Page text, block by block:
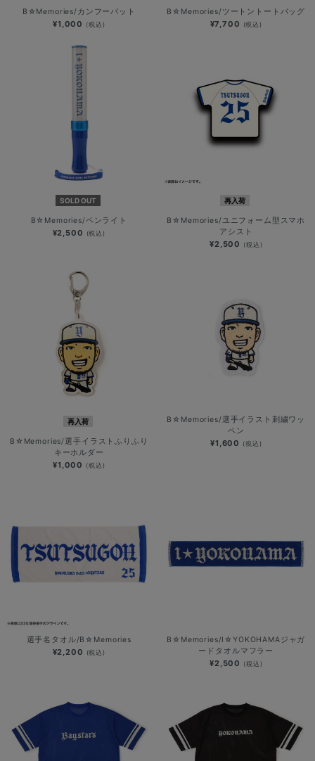
B☆Memories/カンフーバット
¥1,000 (税込)
B☆Memories/ツートントートバッグ
¥7,700 (税込)
SOLD OUT
B☆Memories/ペンライト
¥2,500 (税込)
再入荷
B☆Memories/ユニフォーム型スマホ
アシスト
¥2,500 (税込)
再入荷
B☆Memories/選手イラストふりふり
キーホルダー
¥1,000 (税込)
B☆Memories/選手イラスト刺繍ワッ
ペン
¥1,600 (税込)
選手名タオル/B☆Memories
¥2,200 (税込)
B☆Memories/I☆YOKOHAMAジャガ
ードタオルマフラー
¥2,500 (税込)